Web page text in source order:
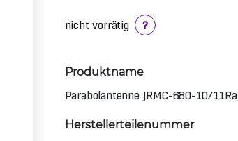
nicht vorrätig ?
Produktname
Parabolantenne JRMC-680-10/11Ra
Herstellerteilenummer